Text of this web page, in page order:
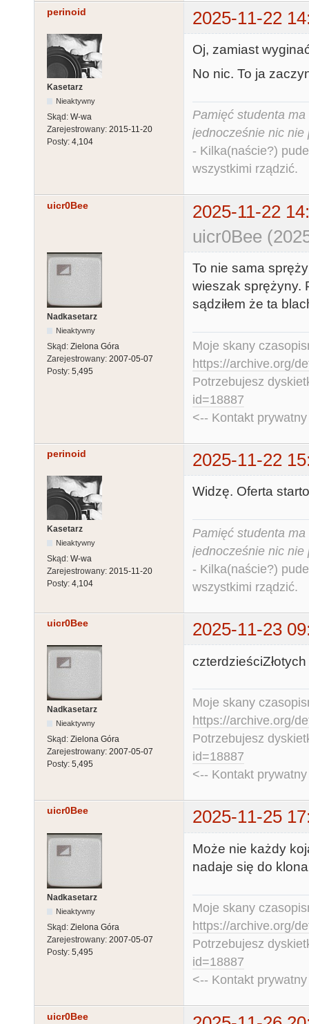
perinoid 2025-11-22
Kasetarz
Nieaktywny
Skąd: W-wa
Zarejestrowany: 2015-11-20
Posty: 4,104
Oj, zamiast
No nic. To ja
Pamięć studenta
jednocześnie nic nie
- Kilka(naście?)
wszystkimi rządzić.
uicr0Bee
2025-11-22
uicr0Bee
Nadkasetarz
Nieaktywny
Skąd: Zielona Góra
Zarejestrowany: 2007-05-07
Posty: 5,495
To nie sama
wieszak sprężyny.
sądziłem że ta
Moje skany
https://archive.org/
Potrzebujesz
id=18887
<-- Kontakt
perinoid 2025-11-22
Kasetarz
Nieaktywny
Skąd: W-wa
Zarejestrowany: 2015-11-20
Posty: 4,104
Widzę. Oferta
Pamięć studenta
jednocześnie nic nie
- Kilka(naście?)
wszystkimi rządzić.
uicr0Bee 2025-11-23
Nadkasetarz
Nieaktywny
Skąd: Zielona Góra
Zarejestrowany: 2007-05-07
Posty: 5,495
Moje skany
https://archive.org/
Potrzebujesz
id=18887
<-- Kontakt
uicr0Bee 2025-11-25
Nadkasetarz
Nieaktywny
Skąd: Zielona Góra
Zarejestrowany: 2007-05-07
Posty: 5,495
Może nie każdy
nadaje się do
Moje skany
https://archive.org/
Potrzebujesz
id=18887
<-- Kontakt
uicr0Bee